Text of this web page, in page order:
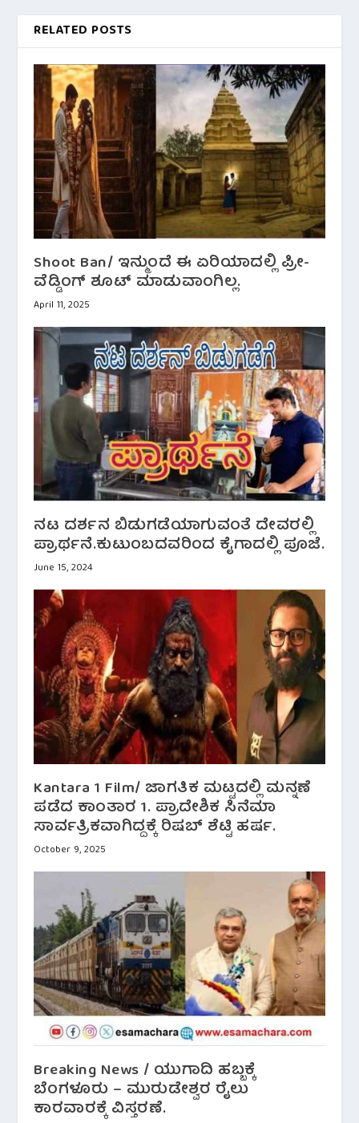
RELATED POSTS
Shoot Ban/ ಇನ್ಮುಂದೆ ಈ ಏರಿಯಾದಲ್ಲಿ ಪ್ರೀ-
ವೆಡ್ಡಿಂಗ್ ಶೂಟ್ ಮಾಡುವಾಂಗಿಲ್ಲ.
April 11, 2025
ನಟ ದರ್ಶನ ಬಿಡುಗಡೆಯಾಗುವಂತೆ ದೇವರಲ್ಲಿ
ಪ್ರಾರ್ಥನೆ.ಕುಟುಂಬದವರಿಂದ ಕೈಗಾದಲ್ಲಿ ಪೂಜೆ.
June 15, 2024
Kantara 1 Film/ ಜಾಗತಿಕ ಮಟ್ಟದಲ್ಲಿ ಮನ್ನಣೆ
ಪಡೆದ ಕಾಂತಾರ 1. ಪ್ರಾದೇಶಿಕ ಸಿನೆಮಾ
ಸಾರ್ವತ್ರಿಕವಾಗಿದ್ದಕ್ಕೆ ರಿಷಬ್ ಶೆಟ್ಟಿ ಹರ್ಷ.
October 9, 2025
Breaking News / ಯುಗಾದಿ ಹಬ್ಬಕ್ಕೆ
ಬೆಂಗಳೂರು – ಮುರುಡೇಶ್ವರ ರೈಲು
ಕಾರವಾರಕ್ಕೆ ವಿಸ್ತರಣೆ.